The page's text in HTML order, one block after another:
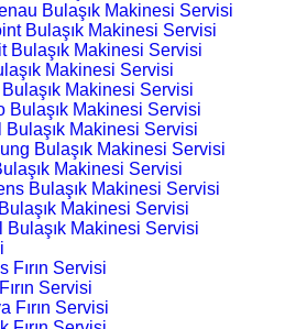
Bulaşık Makinesi Servisi
Bulaşık Makinesi Servisi
Bulaşık Makinesi Servisi
Makinesi Servisi
Makinesi Servisi
Bulaşık Makinesi Servisi
Bulaşık Makinesi Servisi
Bulaşık Makinesi Servisi
Makinesi Servisi
Bulaşık Makinesi Servisi
Makinesi Servisi
Bulaşık Makinesi Servisi
Fırın Servisi
Servisi
Fırın Servisi